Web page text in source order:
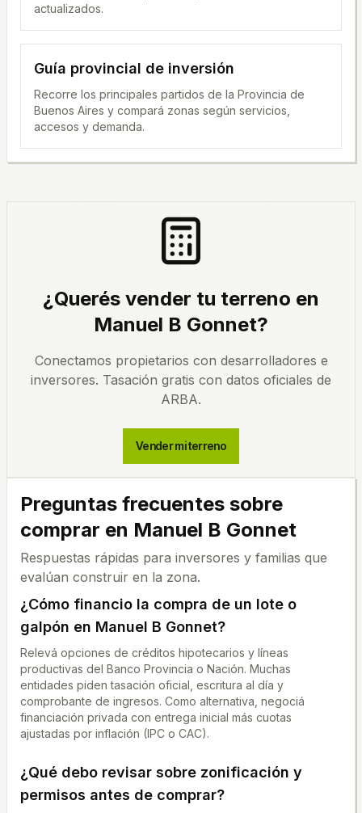
actualizados.
Guía provincial de inversión
Recorre los principales partidos de la Provincia de
Buenos Aires y compará zonas según servicios,
accesos y demanda.
¿Querés vender tu terreno en
Manuel B Gonnet?
Conectamos propietarios con desarrolladores e
inversores. Tasación gratis con datos oficiales de
ARBA.
Vender mi terreno
Preguntas frecuentes sobre
comprar en Manuel B Gonnet
Respuestas rápidas para inversores y familias que
evalúan construir en la zona.
¿Cómo financio la compra de un lote o
galpón en Manuel B Gonnet?
Relevá opciones de créditos hipotecarios y líneas
productivas del Banco Provincia o Nación. Muchas
entidades piden tasación oficial, escritura al día y
comprobante de ingresos. Como alternativa, negociá
financiación privada con entrega inicial más cuotas
ajustadas por inflación (IPC o CAC).
¿Qué debo revisar sobre zonificación y
permisos antes de comprar?